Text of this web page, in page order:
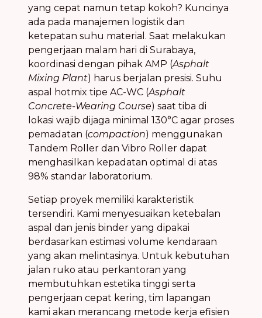
yang cepat namun tetap kokoh? Kuncinya
ada pada manajemen logistik dan
ketepatan suhu material. Saat melakukan
pengerjaan malam hari di Surabaya,
koordinasi dengan pihak AMP (Asphalt
Mixing Plant) harus berjalan presisi. Suhu
aspal hotmix tipe AC-WC (Asphalt
Concrete-Wearing Course) saat tiba di
lokasi wajib dijaga minimal 130°C agar proses
pemadatan (compaction) menggunakan
Tandem Roller dan Vibro Roller dapat
menghasilkan kepadatan optimal di atas
98% standar laboratorium.
Setiap proyek memiliki karakteristik
tersendiri. Kami menyesuaikan ketebalan
aspal dan jenis binder yang dipakai
berdasarkan estimasi volume kendaraan
yang akan melintasinya. Untuk kebutuhan
jalan ruko atau perkantoran yang
membutuhkan estetika tinggi serta
pengerjaan cepat kering, tim lapangan
kami akan merancang metode kerja efisien